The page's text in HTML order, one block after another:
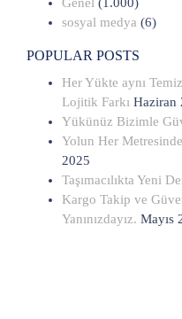
sosyal medya (6)
POPULAR POSTS
Her Yükte aynı
Lojitik Farkı Haziran
Yükünüz Bizimle
Yolun Her Metresinde
2025
Taşımacılıkta Yeni
Kargo Takip ve
Yanınızdayız. Mayıs